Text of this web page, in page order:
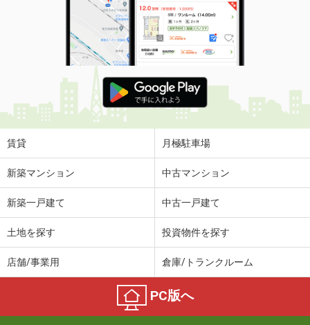
賃貸 月極駐車場
新築マンション 中古マンション
新築一戸建て 中古一戸建て
土地を探す 投資物件を探す
店舗/事業用 倉庫/トランクルーム
PC版へ